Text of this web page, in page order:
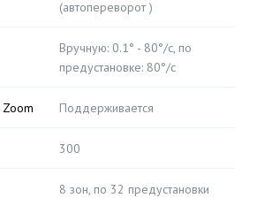
(автопереворот )
Вручную: 0.1° - 80°/с, по
предустановке: 80°/с
Поддерживается
300
8 зон, по 32 предустановки